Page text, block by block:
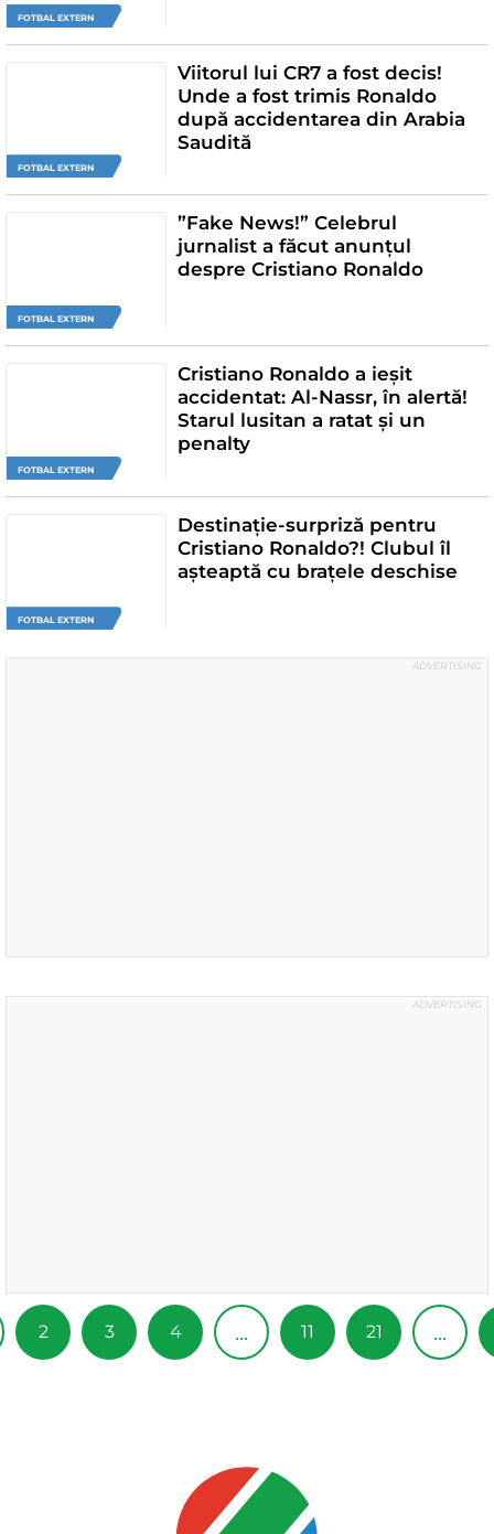
FOTBAL EXTERN
FOTBAL EXTERN
Viitorul lui CR7 a fost decis!
Unde a fost trimis Ronaldo
după accidentarea din Arabia
Saudită
FOTBAL EXTERN
”Fake News!” Celebrul
jurnalist a făcut anunțul
despre Cristiano Ronaldo
FOTBAL EXTERN
Cristiano Ronaldo a ieșit
accidentat: Al-Nassr, în alertă!
Starul lusitan a ratat și un
penalty
FOTBAL EXTERN
Destinație-surpriză pentru
Cristiano Ronaldo?! Clubul îl
așteaptă cu brațele deschise
2 3 4 ... 11 21 ...